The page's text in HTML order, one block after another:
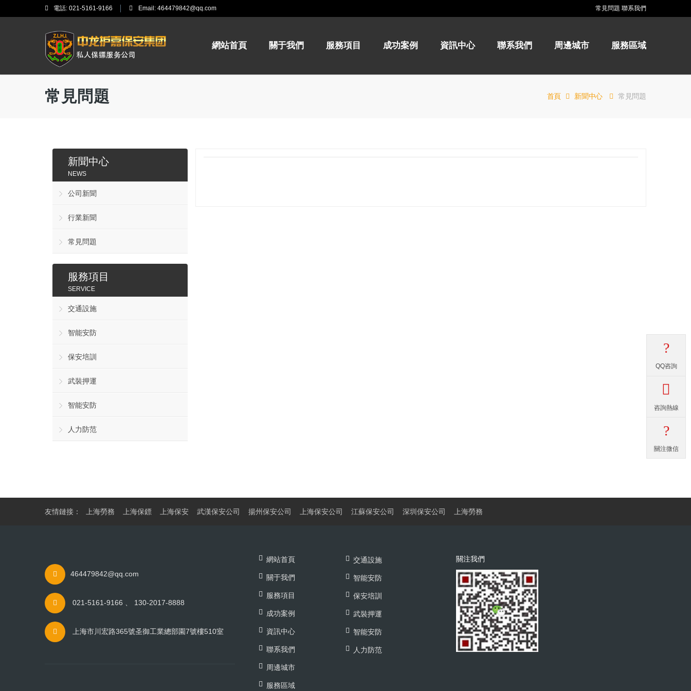
電話: 021-5161-9166 Email: 464479842@qq.com 常見問題 聯系我們
網站首頁 關于我們 服務項目 成功案例 資訊中心 聯系我們 周邊城市 服務區域
常見問題 首頁 新聞中心 常見問題
新聞中心
NEWS
公司新聞
行業新聞
常見問題
服務項目
SERVICE
交通設施
智能安防
保安培訓
武裝押運
智能安防
人力防范
友情鏈接： 上海勞務 上海保鏢 上海保安 武漢保安公司 揚州保安公司 上海保安公司 江蘇保安公司 深圳保安公司 上海勞務
464479842@qq.com
021-5161-9166 、 130-2017-8888
上海市川宏路365號圣御工業總部園7號樓510室
網站首頁
關于我們
服務項目
成功案例
資訊中心
聯系我們
周邊城市
服務區域
交通設施
智能安防
保安培訓
武裝押運
智能安防
人力防范
關注我們
?
QQ咨詢

咨詢熱線
?
關注微信